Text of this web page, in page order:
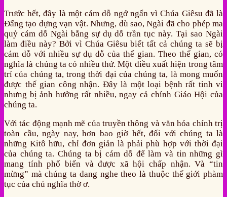
Trước hết, đây là một cám dỗ ngớ ngẩn vì Chúa Giêsu đã là
Đấng tạo dựng vạn vật. Nhưng, dù sao, Ngài đã cho phép ma
quỷ cám dỗ Ngài bằng sự dụ dỗ trần tục này. Tại sao Ngài
làm điều này? Bởi vì Chúa Giêsu biết tất cả chúng ta sẽ bị
cám dỗ với nhiều sự dụ dỗ của thế gian. Theo thế gian, có
nghĩa là chúng ta có nhiều thứ. Một điều xuất hiện trong tâm
trí của chúng ta, trong thời đại của chúng ta, là mong muốn
được thế gian công nhận. Đây là một loại bệnh rất tinh vi
nhưng bị ảnh hưởng rất nhiều, ngay cả chính Giáo Hội của
chúng ta.
Với tác động mạnh mẽ của truyền thông và văn hóa chính trị
toàn cầu, ngày nay, hơn bao giờ hết, đối với chúng ta là
những Kitô hữu, chỉ đơn giản là phải phù hợp với thời đại
của chúng ta. Chúng ta bị cám dỗ để làm và tin những gì
mang tính phổ biến và được xã hội chấp nhận. Và “tin
mừng” mà chúng ta đang nghe theo là thuộc thế giới phàm
tục của chủ nghĩa thờ ơ.